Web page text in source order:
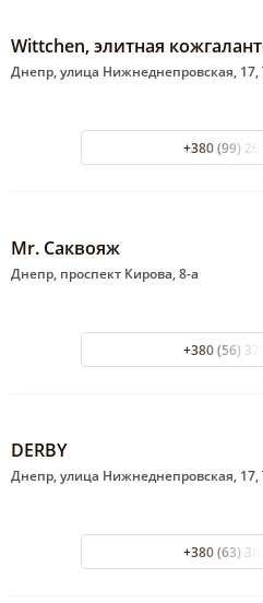
Wittchen, элитная
Днепр, улица Нижнеднепровская,
+380 (99)
Mr. Саквояж
Днепр, проспект Кирова, 8-а
+380 (56)
DERBY
Днепр, улица Нижнеднепровская,
+380 (63)